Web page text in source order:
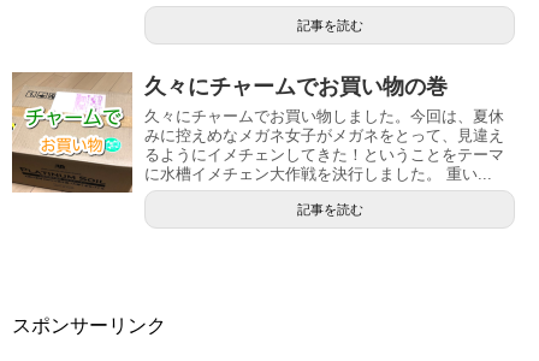
記事を読む
久々にチャームでお買い物の巻
久々にチャームでお買い物しました。今回は、夏休
みに控えめなメガネ女子がメガネをとって、見違え
るようにイメチェンしてきた！ということをテーマ
に水槽イメチェン大作戦を決行しました。 重い...
記事を読む
スポンサーリンク